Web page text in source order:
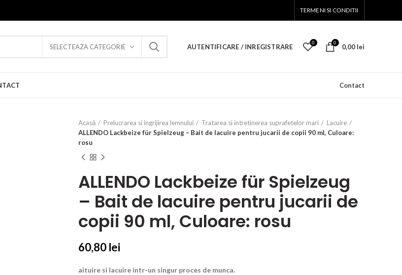
TERMENI SI CONDITII
SELECTEAZA CATEGORIE AUTENTIFICARE / INREGISTRARE
0 0
0,00 lei
Contact
Acasă Prelucrarea si ingrijirea lemnului Tratarea si intretinerea suprafetelor mari
Lacuire
ALLENDO Lackbeize für Spielzeug – Bait de lacuire pentru jucarii de copii 90 ml, Culoare:
rosu
ALLENDO Lackbeize für Spielzeug
– Bait de lacuire pentru jucarii de
copii 90 ml, Culoare: rosu
60,80 lei
aituire si lacuire intr-un singur proces de munca.